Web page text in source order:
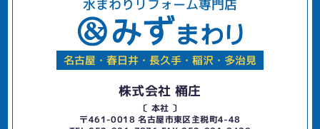
水まわりリフォーム専門店
名古屋・春日井・長久手・稲沢・多治見
株式会社 桶庄
〔 本社 〕
〒461-0018 名古屋市東区主税町4-48